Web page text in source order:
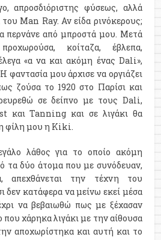
απροσδιόριστης φύσεως, αλλά
Man Ray. Αν είδα ρινόκερους;
περνάνε από μπροστά μου. Mετά
κοίταζα, έβλεπα,
«α να και ακόμη ένας Dali»,
φαντασία μου άρχισε να οργιάζει
ζούσα το 1920 στο Παρίσι και
σε δείπνο με τους Dali,
και Tanning και σε λιγάκι θα
φίλη μου η Kiki.
λάθος για το οποίο ακόμη
τα δύο άτομα που με συνόδευαν,
απεχθάνεται την τέχνη του
δεν κατάφερα να μείνω εκεί μέσα
να βεβαιωθώ πως με ξέχασαν
που χάρηκα λιγάκι με την αίθουσα
αποχωρίστηκα και αυτή και το